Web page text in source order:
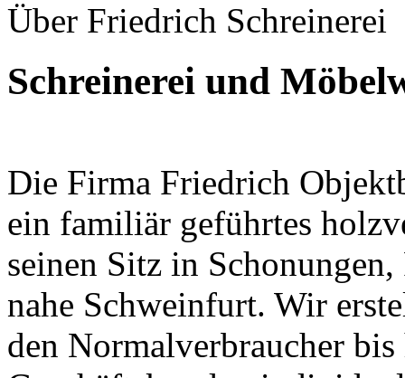
Über Friedrich Schreinerei
Schreinerei und
Die Firma Friedrich
ein familiär geführtes
seinen Sitz in
nahe Schweinfurt. Wir
den Normalverbraucher